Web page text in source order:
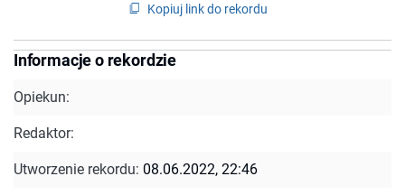
Kopiuj link do rekordu
Informacje o rekordzie
Opiekun:
Redaktor:
Utworzenie rekordu: 08.06.2022, 22:46